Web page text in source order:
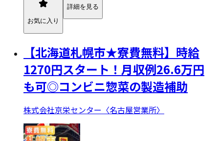
お気に入り
詳細を見る
【北海道札幌市★寮費無料】時給
1270円スタート！月収例26.6万円
も可◎コンビニ惣菜の製造補助
株式会社京栄センター〈名古屋営業所〉